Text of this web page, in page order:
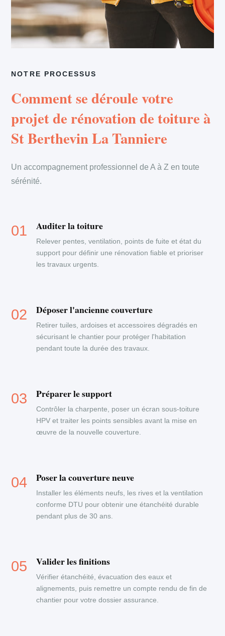
NOTRE PROCESSUS
Comment se déroule votre
projet de rénovation de toiture à
St Berthevin La Tanniere
Un accompagnement professionnel de A à Z en toute
sérénité.
Auditer la toiture
Relever pentes, ventilation, points de fuite et état du
support pour définir une rénovation fiable et prioriser
les travaux urgents.
Déposer l'ancienne couverture
Retirer tuiles, ardoises et accessoires dégradés en
sécurisant le chantier pour protéger l'habitation
pendant toute la durée des travaux.
Préparer le support
Contrôler la charpente, poser un écran sous-toiture
HPV et traiter les points sensibles avant la mise en
œuvre de la nouvelle couverture.
Poser la couverture neuve
Installer les éléments neufs, les rives et la ventilation
conforme DTU pour obtenir une étanchéité durable
pendant plus de 30 ans.
Valider les finitions
Vérifier étanchéité, évacuation des eaux et
alignements, puis remettre un compte rendu de fin de
chantier pour votre dossier assurance.